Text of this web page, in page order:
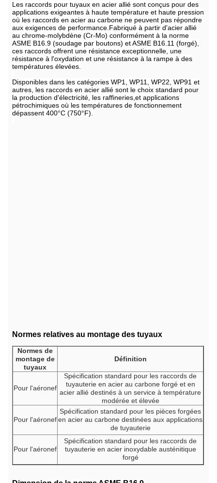
Les raccords pour tuyaux en acier allié sont conçus pour des
applications exigeantes à haute température et haute pression
où les raccords en acier au carbone ne peuvent pas répondre
aux exigences de performance.Fabriqué à partir d'acier allié
au chrome-molybdène (Cr-Mo) conformément à la norme
ASME B16.9 (soudage par boutons) et ASME B16.11 (forgé),
ces raccords offrent une résistance exceptionnelle, une
résistance à l'oxydation et une résistance à la rampe à des
températures élevées.
Disponibles dans les catégories WP1, WP11, WP22, WP91 et
autres, les raccords en acier allié sont le choix standard pour
la production d'électricité, les raffineries,et applications
pétrochimiques où les températures de fonctionnement
dépassent 400°C (750°F).
Normes relatives au montage des tuyaux
Normes de
montage de
tuyaux
Définition
Pour l'aéronef
Spécification standard pour les raccords de
tuyauterie en acier au carbone forgé et en
acier allié destinés à un service à température
modérée et élevée
Pour l'aéronef
Spécification standard pour les pièces forgées
en acier au carbone destinées aux applications
de tuyauterie
Pour l'aéronef
Spécification standard pour les raccords de
tuyauterie en acier inoxydable austénitique
forgé